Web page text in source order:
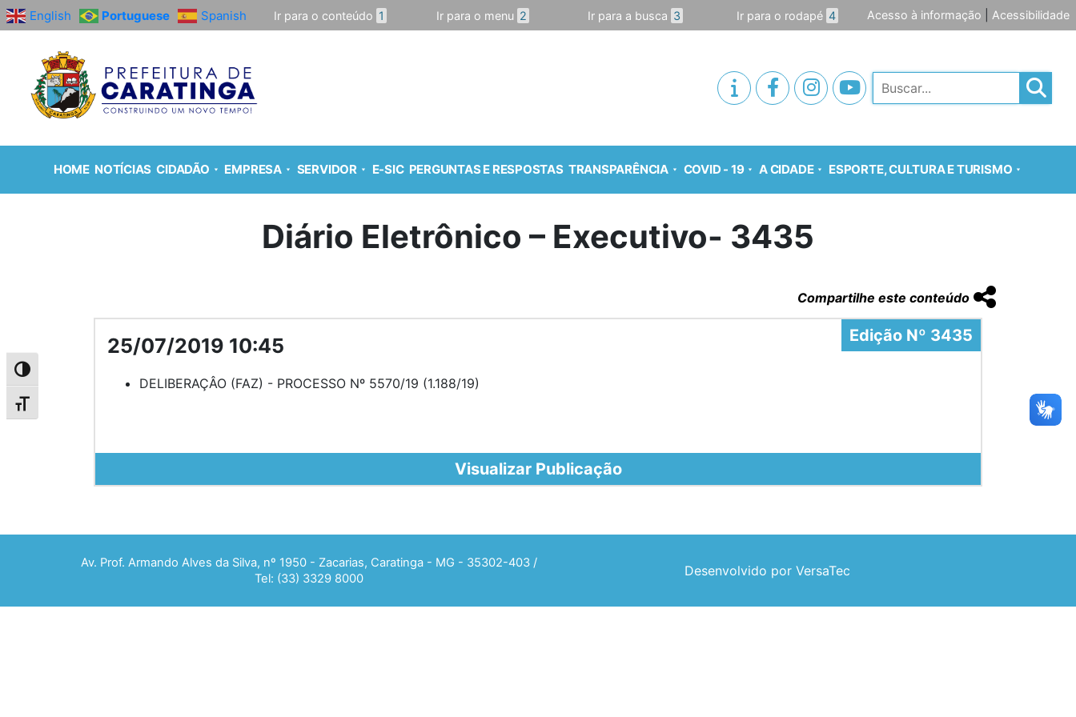
Alternar alto contraste
Alternar tamanho da fonte
English Portuguese Spanish Ir para o conteúdo 1 Ir para o menu 2 Ir para a busca 3 Ir para o rodapé 4 Acesso à informação Acessibilidade
Pesquisar
HOME NOTÍCIAS CIDADÃO EMPRESA SERVIDOR E-SIC PERGUNTAS E RESPOSTAS TRANSPARÊNCIA COVID - 19 A CIDADE ESPORTE, CULTURA E TURISMO
Diário Eletrônico – Executivo- 3435
Compartilhe este conteúdo
Edição Nº 3435
25/07/2019 10:45
DELIBERAÇÂO (FAZ) - PROCESSO Nº 5570/19 (1.188/19)
Visualizar Publicação
Av. Prof. Armando Alves da Silva, nº 1950 - Zacarias, Caratinga - MG - 35302-403 /
Tel: (33) 3329 8000
Desenvolvido por VersaTec